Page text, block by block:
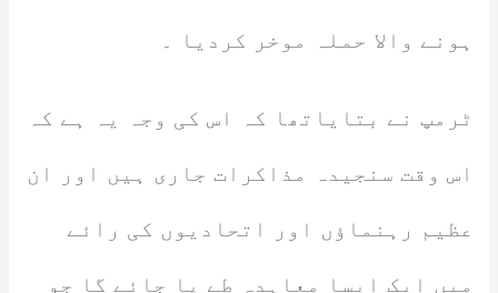
ہونے والا حملہ موخر کردیا ۔
ٹرمپ نے بتایاتھا کہ اس کی وجہ یہ ہے کہ
اس وقت سنجیدہ مذاکرات جاری ہیں اور ان
عظیم رہنماؤں اور اتحادیوں کی رائے
میں ایک ایسا معاہدہ طے پا جائے گا جو